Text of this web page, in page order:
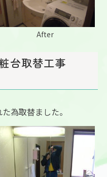
After
台取替工事
為取替ました。